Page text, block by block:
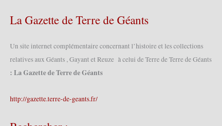
La Gazette de Terre de Géants
Un site internet complémentaire concernant l’histoire et les collections
relatives aux Géants , Gayant et Reuze à celui de Terre de Terre de Géants
: La Gazette de Terre de Géants
http://gazette.terre-de-geants.fr/